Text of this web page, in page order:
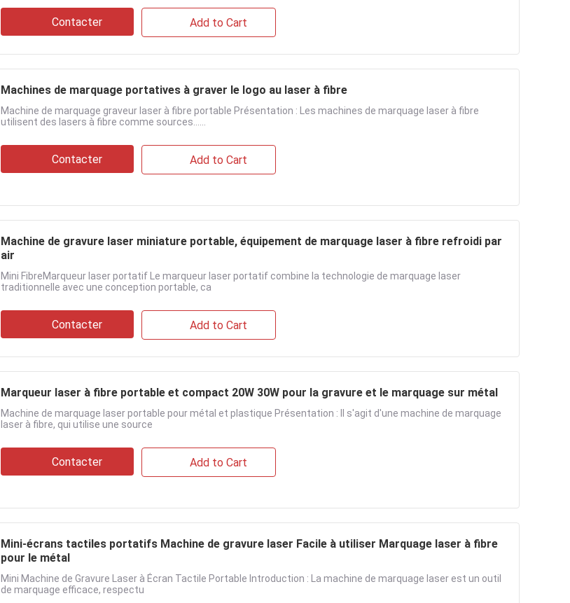
Contacter Add to Cart
Machines de marquage portatives à graver le logo au laser à fibre
Machine de marquage graveur laser à fibre portable Présentation : Les machines de marquage laser à fibre
utilisent des lasers à fibre comme sources......
Contacter Add to Cart
Machine de gravure laser miniature portable, équipement de marquage laser à fibre refroidi par
air
Mini FibreMarqueur laser portatif Le marqueur laser portatif combine la technologie de marquage laser
traditionnelle avec une conception portable, ca
Contacter Add to Cart
Marqueur laser à fibre portable et compact 20W 30W pour la gravure et le marquage sur métal
Machine de marquage laser portable pour métal et plastique Présentation : Il s'agit d'une machine de marquage
laser à fibre, qui utilise une source
Contacter Add to Cart
Mini-écrans tactiles portatifs Machine de gravure laser Facile à utiliser Marquage laser à fibre
pour le métal
Mini Machine de Gravure Laser à Écran Tactile Portable Introduction : La machine de marquage laser est un outil
de marquage efficace, respectu